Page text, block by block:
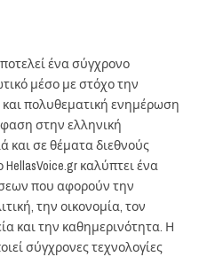
ένα σύγχρονο
μέσο με στόχο την
πολυθεματική ενημέρωση
στην ελληνική
και σε θέματα διεθνούς
καλύπτει ένα
που αφορούν την
την οικονομία, τον
και την καθημερινότητα. Η
σύγχρονες τεχνολογίες